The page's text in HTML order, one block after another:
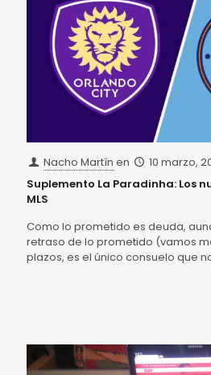
Nacho Martín en
10 marzo,
Suplemento La Paradinha: Los
MLS
Como lo prometido es deuda,
retraso de lo prometido (vamos
plazos, es el único consuelo que